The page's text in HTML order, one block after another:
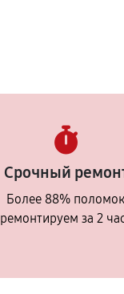
Срочный
Более 88% поломок
ремонтируем за 2